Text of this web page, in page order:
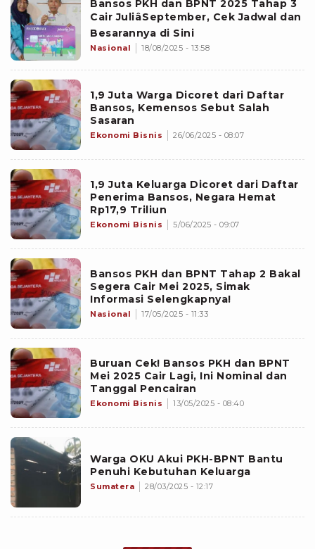
Bansos PKH dan BPNT 2025 Tahap 3
Cair JuliâSeptember, Cek Jadwal dan
Besarannya di Sini
Nasional 18/08/2025 - 13:58
1,9 Juta Warga Dicoret dari Daftar
Bansos, Kemensos Sebut Salah
Sasaran
Ekonomi Bisnis 26/06/2025 - 08:07
1,9 Juta Keluarga Dicoret dari Daftar
Penerima Bansos, Negara Hemat
Rp17,9 Triliun
Ekonomi Bisnis 5/06/2025 - 09:07
Bansos PKH dan BPNT Tahap 2 Bakal
Segera Cair Mei 2025, Simak
Informasi Selengkapnya!
Nasional 17/05/2025 - 11:33
Buruan Cek! Bansos PKH dan BPNT
Mei 2025 Cair Lagi, Ini Nominal dan
Tanggal Pencairan
Ekonomi Bisnis 13/05/2025 - 08:40
Warga OKU Akui PKH-BPNT Bantu
Penuhi Kebutuhan Keluarga
Sumatera 28/03/2025 - 12:17